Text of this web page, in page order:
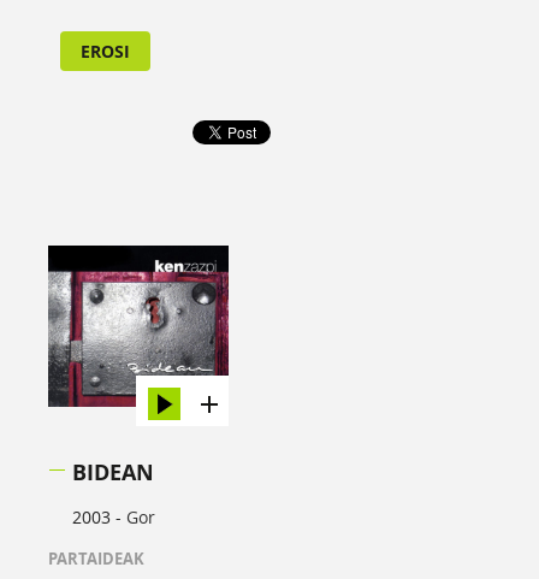
EROSI
BIDEAN
2003 - Gor
PARTAIDEAK